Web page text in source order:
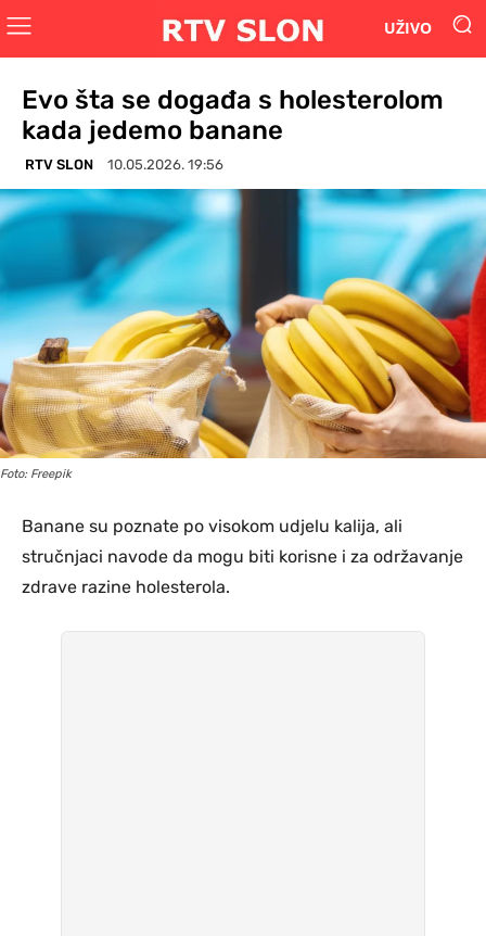
UŽIVO
Evo šta se događa s holesterolom
kada jedemo banane
RTV SLON 10.05.2026. 19:56
Foto: Freepik
Banane su poznate po visokom udjelu kalija, ali
stručnjaci navode da mogu biti korisne i za održavanje
zdrave razine holesterola.